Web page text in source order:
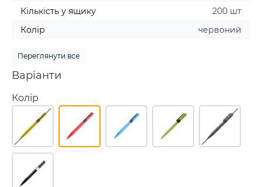
Кількість у ящику
200 шт
Колір
червоний
Переглянути все
Варіанти
Колір